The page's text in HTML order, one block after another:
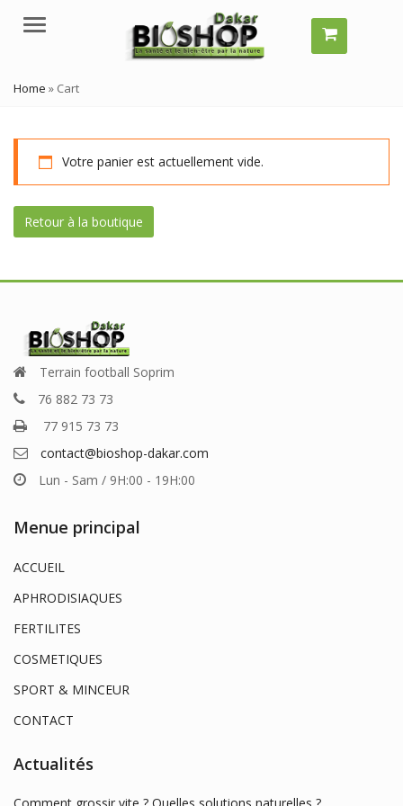
Menu
Home » Cart
Votre panier est actuellement vide.
Retour à la boutique
Terrain football Soprim
76 882 73 73
77 915 73 73
contact@bioshop-dakar.com
Lun - Sam / 9H:00 - 19H:00
Menue principal
ACCUEIL
APHRODISIAQUES
FERTILITES
COSMETIQUES
SPORT & MINCEUR
CONTACT
Actualités
Comment grossir vite ? Quelles solutions naturelles ?